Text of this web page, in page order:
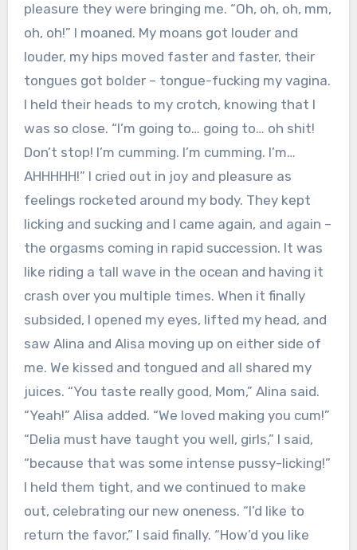
pleasure they were bringing me. “Oh, oh, oh, mm,
oh, oh!” I moaned. My moans got louder and
louder, my hips moved faster and faster, their
tongues got bolder – tongue-fucking my vagina.
I held their heads to my crotch, knowing that I
was so close. “I’m going to… going to… oh shit!
Don’t stop! I’m cumming. I’m cumming. I’m…
AHHHHH!” I cried out in joy and pleasure as
feelings rocketed around my body. They kept
licking and sucking and I came again, and again –
the orgasms coming in rapid succession. It was
like riding a tall wave in the ocean and having it
crash over you multiple times. When it finally
subsided, I opened my eyes, lifted my head, and
saw Alina and Alisa moving up on either side of
me. We kissed and tongued and all shared my
juices. “You taste really good, Mom,” Alina said.
“Yeah!” Alisa added. “We loved making you cum!”
“Delia must have taught you well, girls,” I said,
“because that was some intense pussy-licking!”
I held them tight, and we continued to make
out, celebrating our new oneness. “I’d like to
return the favor,” I said finally. “How’d you like